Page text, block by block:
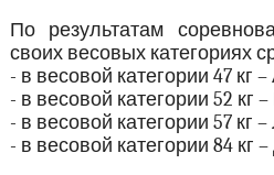
По результатам
своих весовых категориях
- в весовой категории 47 кг
- в весовой категории 52 кг
- в весовой категории 57 кг
- в весовой категории 84 кг